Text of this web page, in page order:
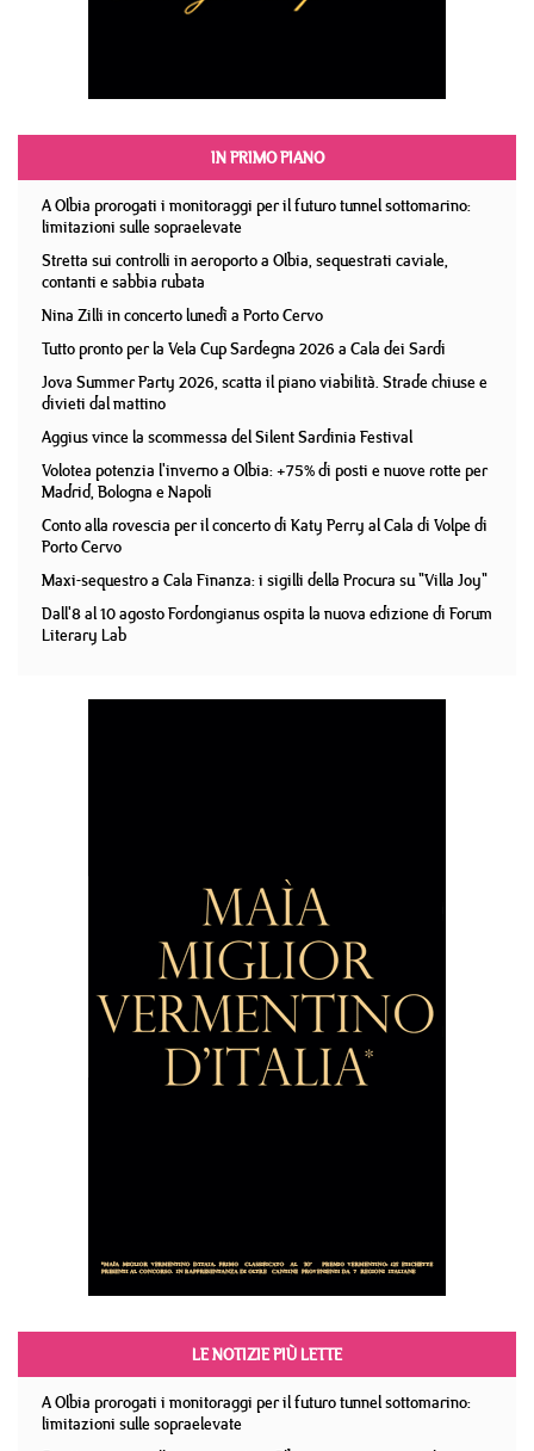
IN PRIMO PIANO
A Olbia prorogati i monitoraggi per il futuro tunnel sottomarino:
limitazioni sulle sopraelevate
Stretta sui controlli in aeroporto a Olbia, sequestrati caviale,
contanti e sabbia rubata
Nina Zilli in concerto lunedì a Porto Cervo
Tutto pronto per la Vela Cup Sardegna 2026 a Cala dei Sardi
Jova Summer Party 2026, scatta il piano viabilità. Strade chiuse e
divieti dal mattino
Aggius vince la scommessa del Silent Sardinia Festival
Volotea potenzia l'inverno a Olbia: +75% di posti e nuove rotte per
Madrid, Bologna e Napoli
Conto alla rovescia per il concerto di Katy Perry al Cala di Volpe di
Porto Cervo
Maxi-sequestro a Cala Finanza: i sigilli della Procura su "Villa Joy"
Dall'8 al 10 agosto Fordongianus ospita la nuova edizione di Forum
Literary Lab
LE NOTIZIE PIÙ LETTE
A Olbia prorogati i monitoraggi per il futuro tunnel sottomarino:
limitazioni sulle sopraelevate